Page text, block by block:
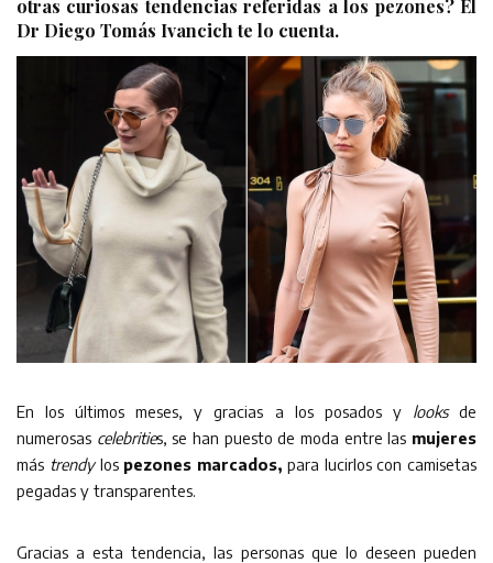
otras curiosas tendencias referidas a los pezones? El
Dr Diego Tomás Ivancich te lo cuenta.
En los últimos meses, y gracias a los posados ylooksde
numerosas celebrities, se han puesto de moda entre las mujeres
más trendylos pezones marcados, para lucirlos con camisetas
pegadas y transparentes.
Gracias a esta tendencia, las personas que lo deseen pueden